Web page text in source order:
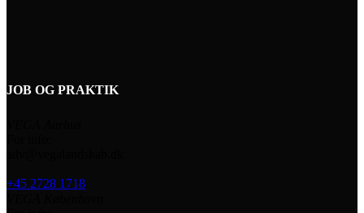
JOB OG PRAKTIK
+45 2728 1718